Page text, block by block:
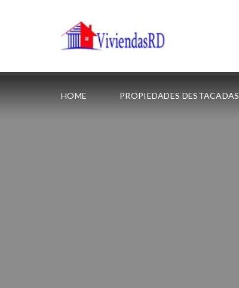
HOME PROPIEDADES DESTACADAS